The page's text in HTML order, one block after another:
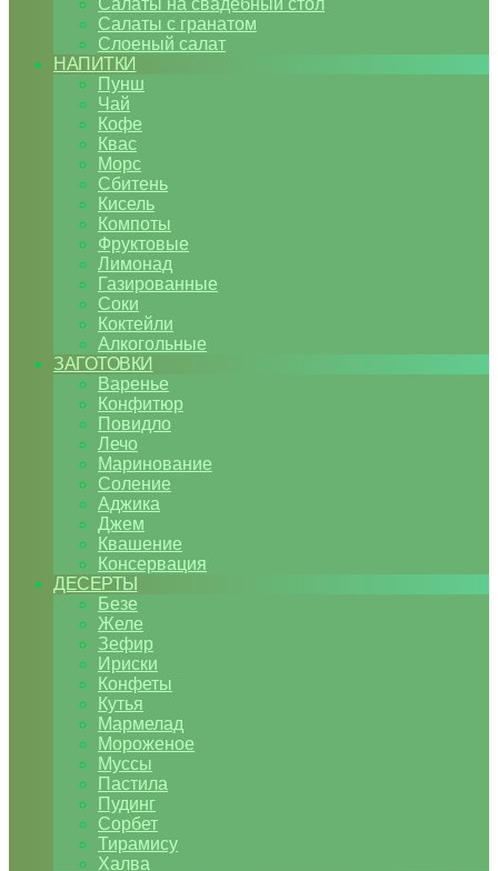
Салаты на свадебный стол
Салаты с гранатом
Слоеный салат
НАПИТКИ
Пунш
Чай
Кофе
Квас
Морс
Сбитень
Кисель
Компоты
Фруктовые
Лимонад
Газированные
Соки
Коктейли
Алкогольные
ЗАГОТОВКИ
Варенье
Конфитюр
Повидло
Лечо
Маринование
Соление
Аджика
Джем
Квашение
Консервация
ДЕСЕРТЫ
Безе
Желе
Зефир
Ириски
Конфеты
Кутья
Мармелад
Мороженое
Муссы
Пастила
Пудинг
Сорбет
Тирамису
Халва